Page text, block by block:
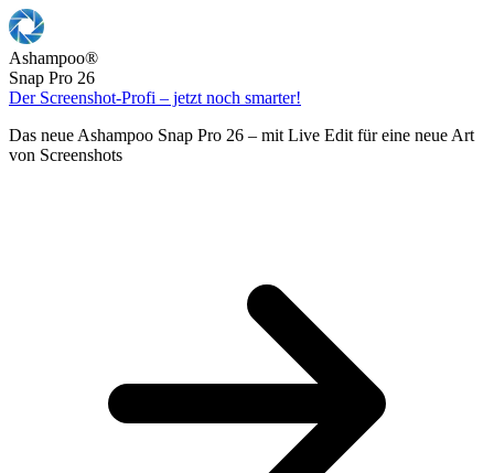
Ashampoo®
Snap Pro 26
Der Screenshot-Profi – jetzt noch smarter!
Das neue Ashampoo Snap Pro 26 – mit Live Edit für eine neue Art
von Screenshots